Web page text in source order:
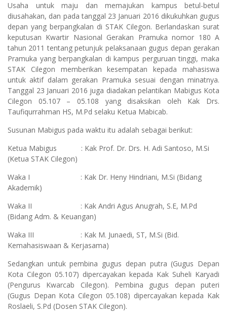
Usaha untuk maju dan memajukan kampus betul-betul
diusahakan, dan pada tanggal 23 Januari 2016 dikukuhkan gugus
depan yang berpangkalan di STAK Cilegon. Berlandaskan surat
keputusan Kwartir Nasional Gerakan Pramuka nomor 180 A
tahun 2011 tentang petunjuk pelaksanaan gugus depan gerakan
Pramuka yang berpangkalan di kampus perguruan tinggi, maka
STAK Cilegon memberikan kesempatan kepada mahasiswa
untuk aktif dalam gerakan Pramuka sesuai dengan minatnya.
Tanggal 23 Januari 2016 juga diadakan pelantikan Mabigus Kota
Cilegon 05.107 – 05.108 yang disaksikan oleh Kak Drs.
Taufiqurrahman HS, M.Pd selaku Ketua Mabicab.
Susunan Mabigus pada waktu itu adalah sebagai berikut:
Ketua Mabigus : Kak Prof. Dr. Drs. H. Adi Santoso, M.Si
(Ketua STAK Cilegon)
Waka I : Kak Dr. Heny Hindriani, M.Si (Bidang
Akademik)
Waka II : Kak Andri Agus Anugrah, S.E, M.Pd
(Bidang Adm. & Keuangan)
Waka III : Kak M. Junaedi, ST, M.Si (Bid.
Kemahasiswaan & Kerjasama)
Sedangkan untuk pembina gugus depan putra (Gugus Depan
Kota Cilegon 05.107) dipercayakan kepada Kak Suheli Karyadi
(Pengurus Kwarcab Cilegon). Pembina gugus depan puteri
(Gugus Depan Kota Cilegon 05.108) dipercayakan kepada Kak
Roslaeli, S.Pd (Dosen STAK Cilegon).